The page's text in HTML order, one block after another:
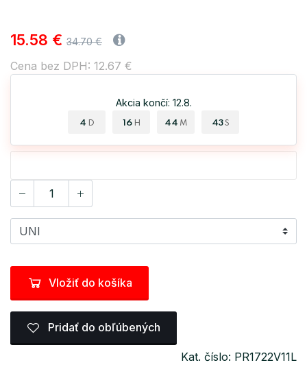
15.58 € 34.70 €
Cena bez DPH: 12.67 €
Akcia končí: 12.8.
4 D 16 H 44 M 42 S
Vložiť do košíka
Pridať do obľúbených
Kat. číslo: PR1722V11L